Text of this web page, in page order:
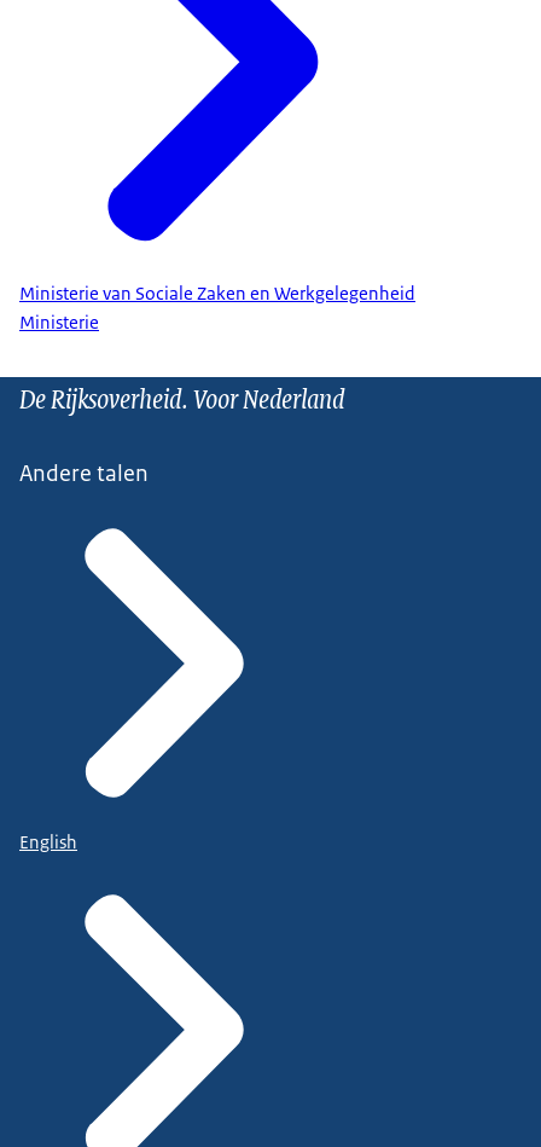
Ministerie van Sociale Zaken en Werkgelegenheid
Ministerie
De Rijksoverheid. Voor Nederland
Andere talen
English